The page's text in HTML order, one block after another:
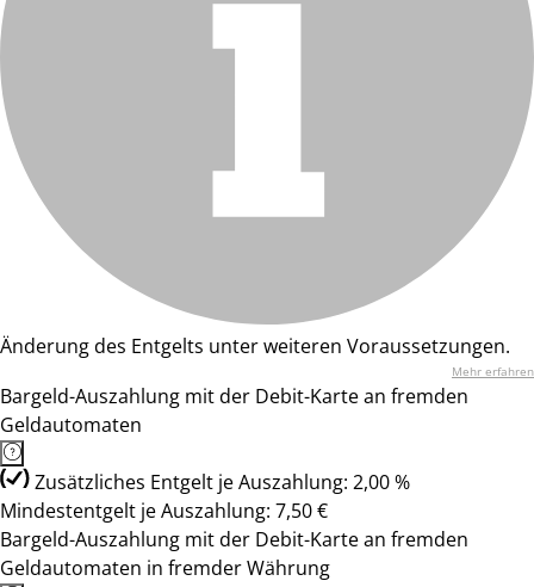
Änderung des Entgelts unter weiteren Voraussetzungen.
Mehr erfahren
Bargeld-Auszahlung mit der Debit-Karte an fremden
Geldautomaten
Zusätzliches Entgelt je Auszahlung: 2,00 %
Mindestentgelt je Auszahlung: 7,50 €
Bargeld-Auszahlung mit der Debit-Karte an fremden
Geldautomaten in fremder Währung